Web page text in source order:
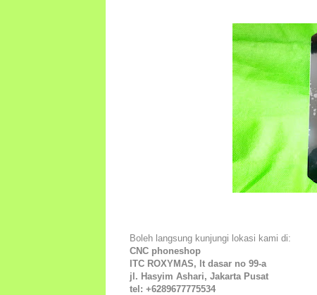
Boleh langsung kunjungi lokasi kami di:
CNC phoneshop
ITC ROXYMAS, lt dasar no 99-a
jl. Hasyim Ashari, Jakarta Pusat
tel: +6289677775534